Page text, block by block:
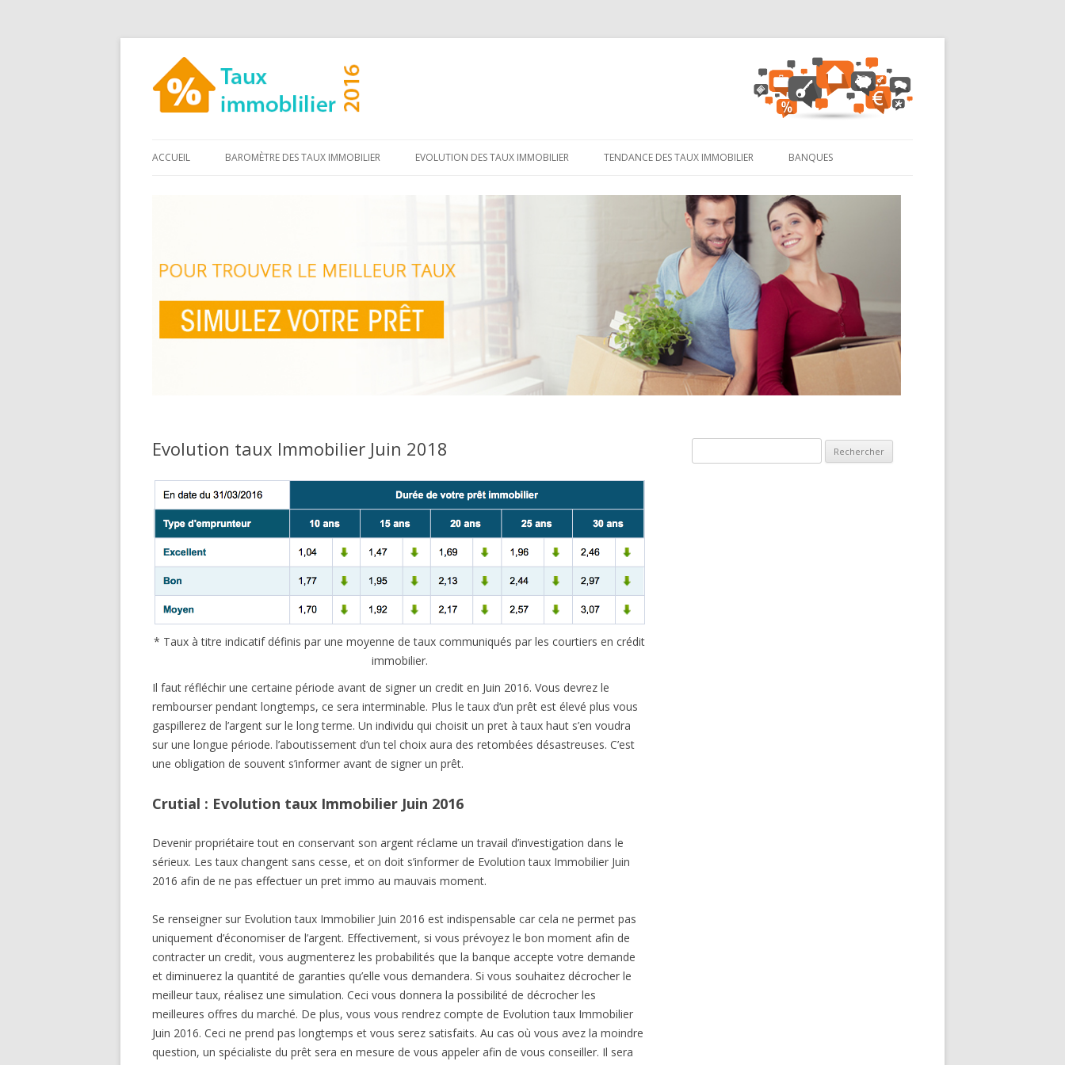
au
ACCUEIL BAROMÈTRE DES TAUX IMMOBILIER EVOLUTION DES TAUX IMMOBILIER TENDANCE DES TAUX IMMOBILIER BANQUES
Evolution taux Immobilier Juin 2018
* Taux à titre indicatif définis par une moyenne de taux communiqués par les courtiers en crédit
immobilier.
Il faut réfléchir une certaine période avant de signer un credit en Juin 2016. Vous devrez le
rembourser pendant longtemps, ce sera interminable. Plus le taux d’un prêt est élevé plus vous
gaspillerez de l’argent sur le long terme. Un individu qui choisit un pret à taux haut s’en voudra
sur une longue période. l’aboutissement d’un tel choix aura des retombées désastreuses. C’est
une obligation de souvent s’informer avant de signer un prêt.
Crutial : Evolution taux Immobilier Juin 2016
Devenir propriétaire tout en conservant son argent réclame un travail d’investigation dans le
sérieux. Les taux changent sans cesse, et on doit s’informer de Evolution taux Immobilier Juin
2016 afin de ne pas effectuer un pret immo au mauvais moment.
Se renseigner sur Evolution taux Immobilier Juin 2016 est indispensable car cela ne permet pas
uniquement d’économiser de l’argent. Effectivement, si vous prévoyez le bon moment afin de
contracter un credit, vous augmenterez les probabilités que la banque accepte votre demande
et diminuerez la quantité de garanties qu’elle vous demandera. Si vous souhaitez décrocher le
meilleur taux, réalisez une simulation. Ceci vous donnera la possibilité de décrocher les
meilleures offres du marché. De plus, vous vous rendrez compte de Evolution taux Immobilier
Juin 2016. Ceci ne prend pas longtemps et vous serez satisfaits. Au cas où vous avez la moindre
question, un spécialiste du prêt sera en mesure de vous appeler afin de vous conseiller. Il sera